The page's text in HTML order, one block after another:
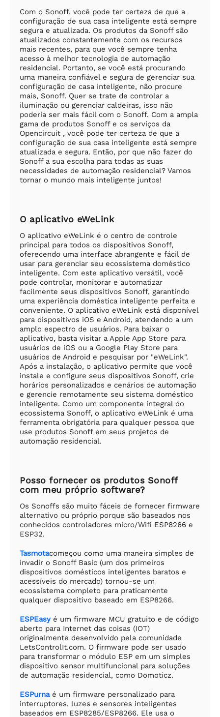
Com o Sonoff, você pode ter certeza de que a
configuração de sua casa inteligente está sempre
segura e atualizada. Os produtos da Sonoff são
atualizados constantemente com os recursos
mais recentes, para que você sempre tenha
acesso à melhor tecnologia de automação
residencial. Portanto, se você está procurando
uma maneira confiável e segura de gerenciar sua
configuração de casa inteligente, não procure
mais, Sonoff. Quer se trate de controlar a
iluminação ou gerenciar caldeiras, isso não
poderia ser mais fácil com o Sonoff. Com a ampla
gama de produtos Sonoff e os serviços da
Opencircuit , você pode ter certeza de que a
configuração de sua casa inteligente está sempre
atualizada e segura. Então, por que não fazer do
Sonoff a sua escolha para todas as suas
necessidades de automação residencial? Vamos
tornar o mundo mais inteligente juntos!
O aplicativo eWeLink
O aplicativo eWeLink é o centro de controle
principal para todos os dispositivos Sonoff,
oferecendo uma interface abrangente e fácil de
usar para gerenciar seu ecossistema doméstico
inteligente. Com este aplicativo versátil, você
pode controlar, monitorar e automatizar
facilmente seus dispositivos Sonoff, garantindo
uma experiência doméstica inteligente perfeita e
conveniente. O aplicativo eWeLink está disponível
para dispositivos iOS e Android, atendendo a um
amplo espectro de usuários. Para baixar o
aplicativo, basta visitar a Apple App Store para
usuários de iOS ou a Google Play Store para
usuários de Android e pesquisar por "eWeLink".
Após a instalação, o aplicativo permite que você
instale e configure seus dispositivos Sonoff, crie
horários personalizados e cenários de automação
e gerencie remotamente seu sistema doméstico
inteligente. Como um componente integral do
ecossistema Sonoff, o aplicativo eWeLink é uma
ferramenta obrigatória para qualquer pessoa que
use produtos Sonoff em seus projetos de
automação residencial.
Posso fornecer os produtos Sonoff
com meu próprio software?
Os Sonoffs são muito fáceis de fornecer firmware
alternativo ou próprio porque são baseados nos
conhecidos controladores micro/Wifi ESP8266 e
ESP32.
Tasmotacomeçou como uma maneira simples de
invadir o Sonoff Basic (um dos primeiros
dispositivos domésticos inteligentes baratos e
acessíveis do mercado) tornou-se um
ecossistema completo para praticamente
qualquer dispositivo baseado em ESP8266.
ESPEasyé um firmware MCU gratuito e de código
aberto para Internet das coisas (IOT)
originalmente desenvolvido pela comunidade
LetsControlIt.com. O firmware pode ser usado
para transformar o módulo ESP em um simples
dispositivo sensor multifuncional para soluções
de automação residencial, como Domoticz.
ESPurnaé um firmware personalizado para
interruptores, luzes e sensores inteligentes
baseados em ESP8285/ESP8266. Ele usa o